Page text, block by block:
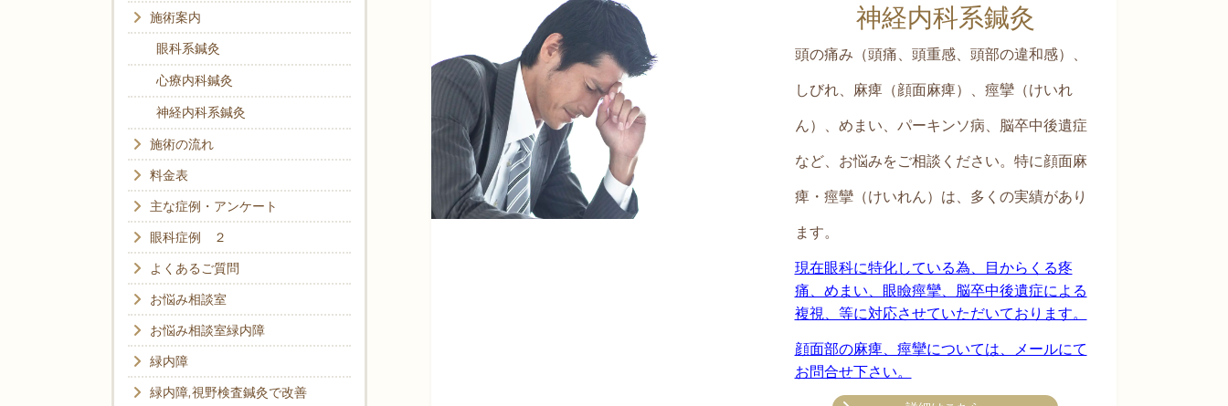
神経内科系鍼灸
頭の痛み（頭痛、頭重感、頭部の違和感）、
しびれ、 麻痺（顔面麻痺）、痙攣（けいれ
ん）、めま い、パーキンソ病、脳卒中後遺症
など、お悩みをご相談ください。 特に顔面麻
痺・痙攣（けいれん）は、多くの実績があり
ます。
現在眼科に特化している為、目からくる疼
痛、めまい、眼瞼痙攣、脳卒中後遺症による
複視、等に対応させていただいております。
顔面部の麻痺、痙攣については、メールにて
お問合せ下さい。
施術案内
眼科系鍼灸
心療内科鍼灸
神経内科系鍼灸
施術の流れ
料金表
主な症例・アンケート
眼科症例 ２
よくあるご質問
お悩み相談室
お悩み相談室緑内障
緑内障
緑内障,視野検査鍼灸で改善